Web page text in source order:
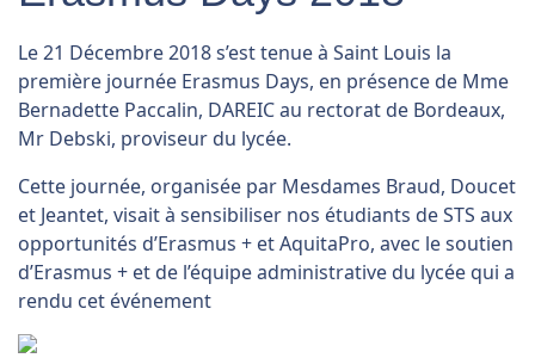
Le 21 Décembre 2018 s’est tenue à Saint Louis la
première journée Erasmus Days, en présence de Mme
Bernadette Paccalin, DAREIC au rectorat de Bordeaux,
Mr Debski, proviseur du lycée.
Cette journée, organisée par Mesdames Braud, Doucet
et Jeantet, visait à sensibiliser nos étudiants de STS aux
opportunités d’Erasmus + et AquitaPro, avec le soutien
d’Erasmus + et de l’équipe administrative du lycée qui a
rendu cet événement